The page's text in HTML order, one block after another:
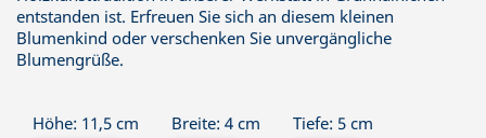
entstanden ist. Erfreuen Sie sich an diesem kleinen
Blumenkind oder verschenken Sie unvergängliche
Blumengrüße.
Höhe: 11,5 cm Breite: 4 cm Tiefe: 5 cm